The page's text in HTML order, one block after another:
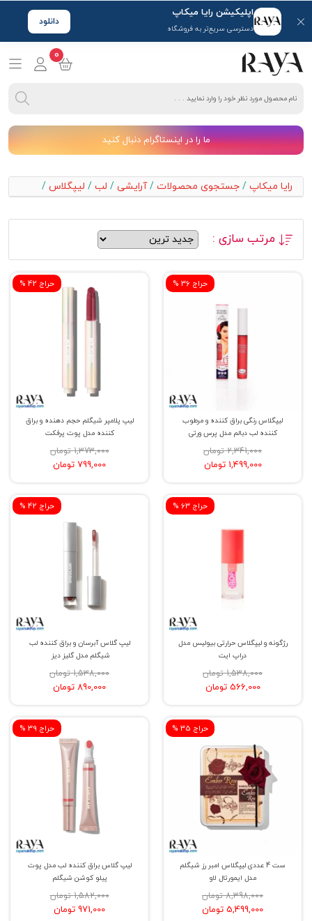
اپلیکیشن رایا میکاپ
دسترسی سریع‌تر به فروشگاه
دانلود
0
ما را در اینستاگرام دنبال کنید
رایا میکاپ / جستجوی محصولات /آرایشی / لب / لیپگلاس /
مرتب سازی :
% حراج 36
لیپگلاس رنگی براق کننده و مرطوب
کننده لب دبالم مدل پرس ورتی
2,341,000 تومان
1,499,000 تومان
% حراج 42
لیپ پلامپر شیگلم حجم دهنده و براق
کننده مدل پوت پرفکت
1,373,000 تومان
799,000 تومان
% حراج 63
رژگونه و لیپگلاس حرارتی بیولیس مدل
دراپ ایت
1,538,000 تومان
566,000 تومان
% حراج 42
لیپ گلاس آبرسان و براق کننده لب
شیگلم مدل گلیز دیز
1,538,000 تومان
890,000 تومان
% حراج 35
ست 4 عددی لیپگلاس امبر رز شیگلم
مدل ایمورتال لاو
8,398,000 تومان
5,499,000 تومان
% حراج 39
لیپ گلاس براق کننده لب مدل پوت
پیلو کوشن شیگلم
1,582,000 تومان
971,000 تومان